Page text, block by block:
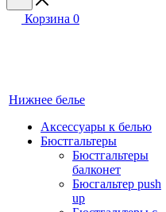
Корзина 0
Нижнее белье
Аксессуары к белью
Бюстгальтеры
Бюстгальтеры
балконет
Бюсгальтер push
up